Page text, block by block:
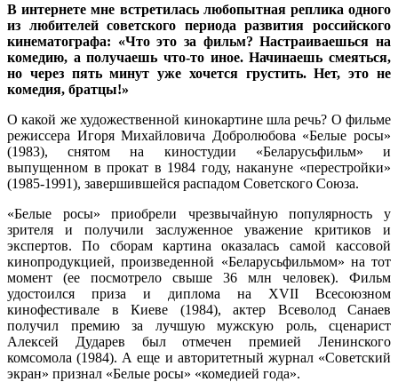
В интернете мне встретилась любопытная реплика одного
из любителей советского периода развития российского
кинематографа: «Что это за фильм? Настраиваешься на
комедию, а получаешь что-то иное. Начинаешь смеяться,
но через пять минут уже хочется грустить. Нет, это не
комедия, братцы!»
О какой же художественной кинокартине шла речь? О фильме
режиссера Игоря Михайловича Добролюбова «Белые росы»
(1983), снятом на киностудии «Беларусьфильм» и
выпущенном в прокат в 1984 году, накануне «перестройки»
(1985-1991), завершившейся распадом Советского Союза.
«Белые росы» приобрели чрезвычайную популярность у
зрителя и получили заслуженное уважение критиков и
экспертов. По сборам картина оказалась самой кассовой
кинопродукцией, произведенной «Беларусьфильмом» на тот
момент (ее посмотрело свыше 36 млн человек). Фильм
удостоился приза и диплома на XVII Всесоюзном
кинофестивале в Киеве (1984), актер Всеволод Санаев
получил премию за лучшую мужскую роль, сценарист
Алексей Дударев был отмечен премией Ленинского
комсомола (1984). А еще и авторитетный журнал «Советский
экран» признал «Белые росы» «комедией года».